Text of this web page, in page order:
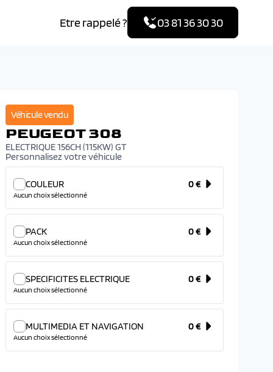
Etre rappelé ? 03 81 36 30 30
Véhicule vendu
PEUGEOT 308
ELECTRIQUE 156CH (115KW) GT
Personnalisez votre véhicule
COULEUR 0 €
Aucun choix sélectionné
PACK 0 €
Aucun choix sélectionné
SPECIFICITES ELECTRIQUE 0 €
Aucun choix sélectionné
MULTIMEDIA ET NAVIGATION 0 €
Aucun choix sélectionné